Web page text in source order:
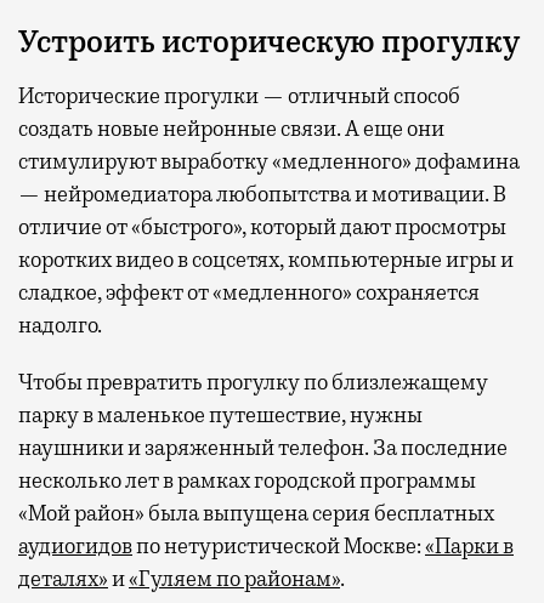
Устроить историческую прогулку
Исторические прогулки — отличный способ
создать новые нейронные связи. А еще они
стимулируют выработку «медленного» дофамина
— нейромедиатора любопытства и мотивации. В
отличие от «быстрого», который дают просмотры
коротких видео в соцсетях, компьютерные игры и
сладкое, эффект от «медленного» сохраняется
надолго.
Чтобы превратить прогулку по близлежащему
парку в маленькое путешествие, нужны
наушники и заряженный телефон. За последние
несколько лет в рамках городской программы
«Мой район» была выпущена серия бесплатных
аудиогидовпо нетуристической Москве:«Парки в
деталях»и«Гуляем по районам».